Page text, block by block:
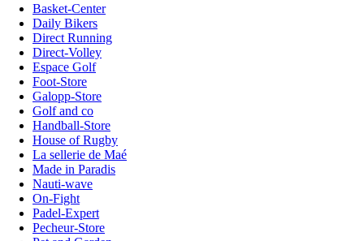
Basket-Center
Daily Bikers
Direct Running
Direct-Volley
Espace Golf
Foot-Store
Galopp-Store
Golf and co
Handball-Store
House of Rugby
La sellerie de Maé
Made in Paradis
Nauti-wave
On-Fight
Padel-Expert
Pecheur-Store